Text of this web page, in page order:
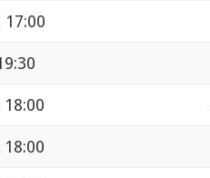
17:00
18:00
18:00